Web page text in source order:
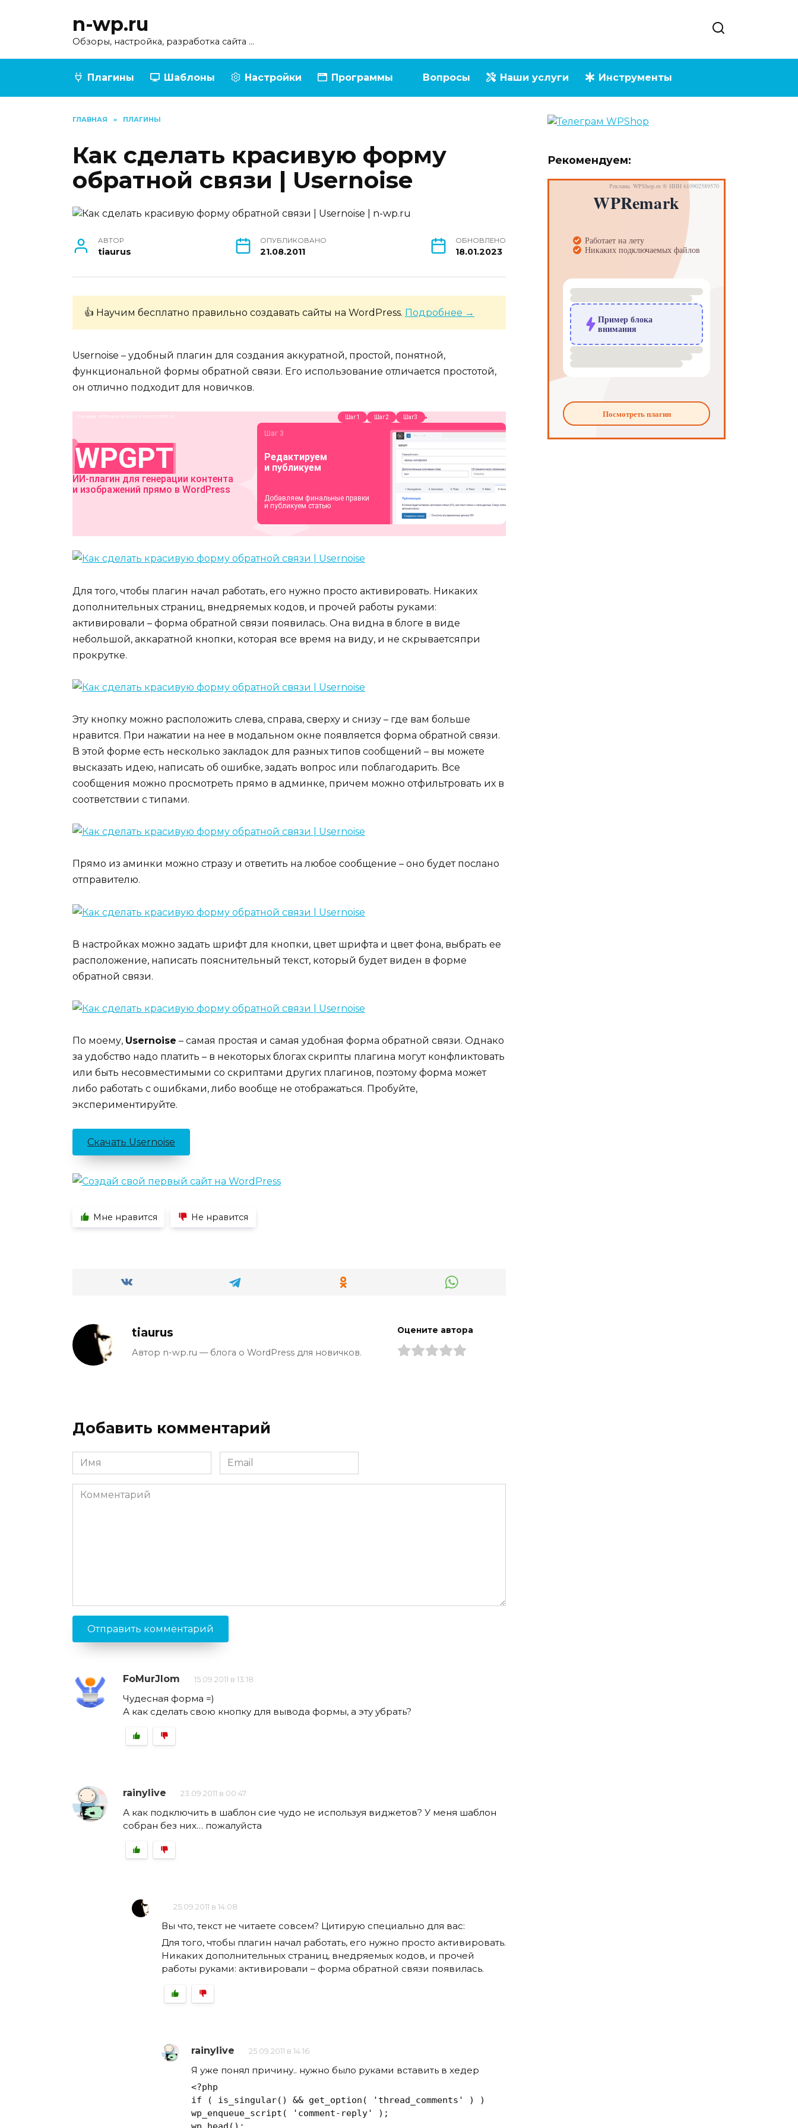
n-wp.ru
Обзоры, настройка, разработка сайта …
Плагины Шаблоны Настройки Программы Вопросы Наши услуги Инструменты
ГЛАВНАЯ » ПЛАГИНЫ
Как сделать красивую форму
обратной связи | Usernoise
АВТОР
tiaurus
ОПУБЛИКОВАНО
21.08.2011
ОБНОВЛЕНО
18.01.2023
👍 Научим бесплатно правильно создавать сайты на WordPress. Подробнее →
Usernoise – удобный плагин для создания аккуратной, простой, понятной,
функциональной формы обратной связи. Его использование отличается простотой,
он отлично подходит для новичков.
Для того, чтобы плагин начал работать, его нужно просто активировать. Никаких
дополнительных страниц, внедряемых кодов, и прочей работы руками:
активировали – форма обратной связи появилась. Она видна в блоге в виде
небольшой, аккаратной кнопки, которая все время на виду, и не скрываетсяпри
прокрутке.
Эту кнопку можно расположить слева, справа, сверху и снизу – где вам больше
нравится. При нажатии на нее в модальном окне появляется форма обратной связи.
В этой форме есть несколько закладок для разных типов сообщений – вы можете
высказать идею, написать об ошибке, задать вопрос или поблагодарить. Все
сообщения можно просмотреть прямо в админке, причем можно отфильтровать их в
соответствии с типами.
Прямо из аминки можно стразу и ответить на любое сообщение – оно будет послано
отправителю.
В настройках можно задать шрифт для кнопки, цвет шрифта и цвет фона, выбрать ее
расположение, написать пояснительный текст, который будет виден в форме
обратной связи.
По моему, Usernoise – самая простая и самая удобная форма обратной связи. Однако
за удобство надо платить – в некоторых блогах скрипты плагина могут конфликтовать
или быть несовместимыми со скриптами других плагинов, поэтому форма может
либо работать с ошибками, либо вообще не отображаться. Пробуйте,
экспериментируйте.
Скачать Usernoise
Мне нравится Не нравится
tiaurus
Автор n-wp.ru — блога о WordPress для новичков.
Оцените автора
Добавить комментарий
Имя
*
Email
*
Комментарий
FoMurJIom 15.09.2011 в 13:18
Чудесная форма =)
А как сделать свою кнопку для вывода формы, а эту убрать?
rainylive 23.09.2011 в 00:47
А как подключить в шаблон сие чудо не используя виджетов? У меня шаблон
собран без них… пожалуйста
25.09.2011 в 14:08
Вы что, текст не читаете совсем? Цитирую специально для вас:
Для того, чтобы плагин начал работать, его нужно просто активировать.
Никаких дополнительных страниц, внедряемых кодов, и прочей
работы руками: активировали – форма обратной связи появилась.
rainylive 25.09.2011 в 14:16
Я уже понял причину.. нужно было руками вставить в хедер
<?php
if ( is_singular() && get_option( 'thread_comments' ) )
wp_enqueue_script( 'comment-reply' );
Рекомендуем: